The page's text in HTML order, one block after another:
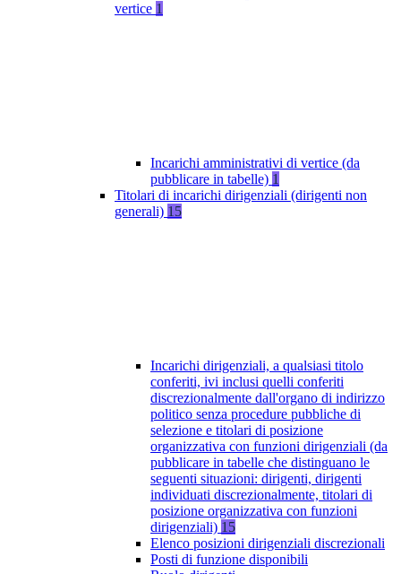
vertice 1
Incarichi amministrativi di vertice (da
pubblicare in tabelle) 1
Titolari di incarichi dirigenziali (dirigenti non
generali) 15
Incarichi dirigenziali, a qualsiasi titolo
conferiti, ivi inclusi quelli conferiti
discrezionalmente dall'organo di indirizzo
politico senza procedure pubbliche di
selezione e titolari di posizione
organizzativa con funzioni dirigenziali (da
pubblicare in tabelle che distinguano le
seguenti situazioni: dirigenti, dirigenti
individuati discrezionalmente, titolari di
posizione organizzativa con funzioni
dirigenziali) 15
Elenco posizioni dirigenziali discrezionali
Posti di funzione disponibili